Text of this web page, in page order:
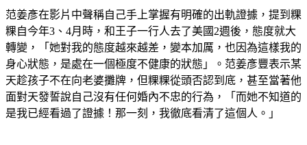
范姜彥在影片中聲稱自己手上掌握有明確的出軌證據，提到粿
粿自今年3、4月時，和王子一行人去了美國2週後，態度就大
轉變，「她對我的態度越來越差，變本加厲，也因為這樣我的
身心狀態，是處在一個極度不健康的狀態」。范姜彥豐表示某
天趁孩子不在向老婆攤牌，但粿粿從頭否認到底，甚至當著他
面對天發誓說自己沒有任何婚內不忠的行為，「而她不知道的
是我已經看過了證據！那一刻，我徹底看清了這個人。」